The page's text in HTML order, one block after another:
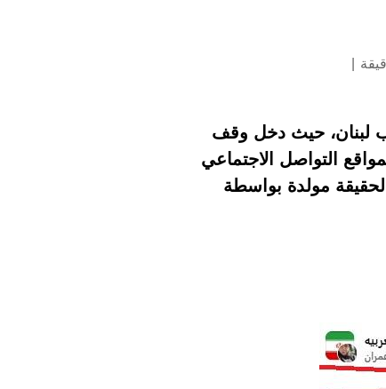
في جنوب لبنان، حيث دخل وقف
التواصل الاجتماعي
مولدة بواسطة